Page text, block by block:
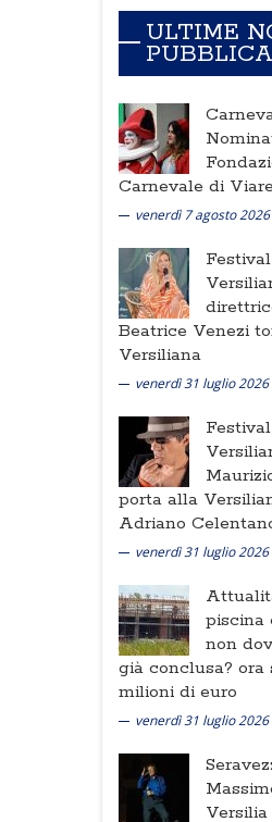
ULTIME
Carnevale di
venerdì 7 agosto 2026
Beatrice Venezi
Versiliana
venerdì 31 luglio 2026
porta alla
Adriano
venerdì 31 luglio 2026
piscina
non
già conclusa? ora
milioni di euro
venerdì 31 luglio 2026
Versilia